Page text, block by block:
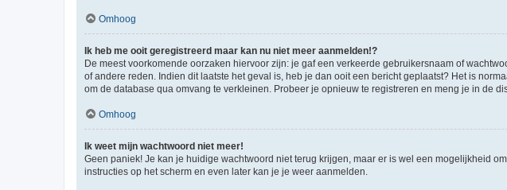
Omhoog
Ik heb me ooit geregistreerd maar kan nu niet meer aanmelden!?
De meest voorkomende oorzaken hiervoor zijn: je gaf een verkeerde gebruikersnaam of
of andere reden. Indien dit laatste het geval is, heb je dan ooit een bericht geplaatst? Het is
om de database qua omvang te verkleinen. Probeer je opnieuw te registreren en meng je in de
Omhoog
Ik weet mijn wachtwoord niet meer!
Geen paniek! Je kan je huidige wachtwoord niet terug krijgen, maar er is wel een mogelijkheid
instructies op het scherm en even later kan je je weer aanmelden.